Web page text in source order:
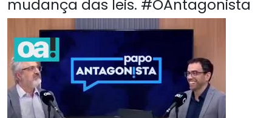
mudança das leis. #OAntagonista